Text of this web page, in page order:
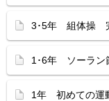
3･5年 組体操
1･6年 ソーラン
1年 初めての運